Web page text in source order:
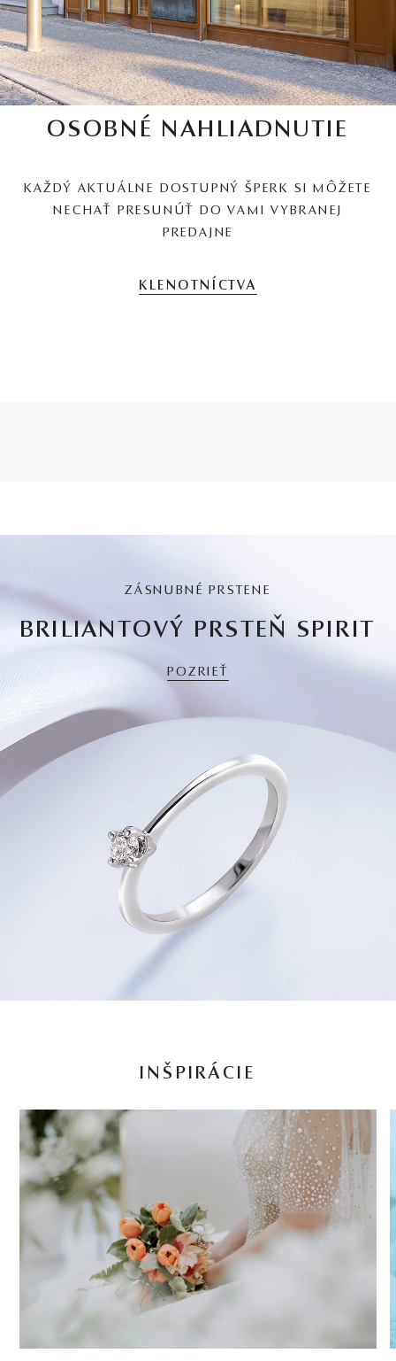
OSOBNÉ NAHLIADNUTIE
KAŽDÝ AKTUÁLNE DOSTUPNÝ ŠPERK SI MÔŽETE
NECHAŤ PRESUNÚŤ DO VAMI VYBRANEJ
PREDAJNE
KLENOTNÍCTVA
ZÁSNUBNÉ PRSTENE
BRILIANTOVÝ PRSTEŇ SPIRIT
POZRIEŤ
INŠPIRÁCIE